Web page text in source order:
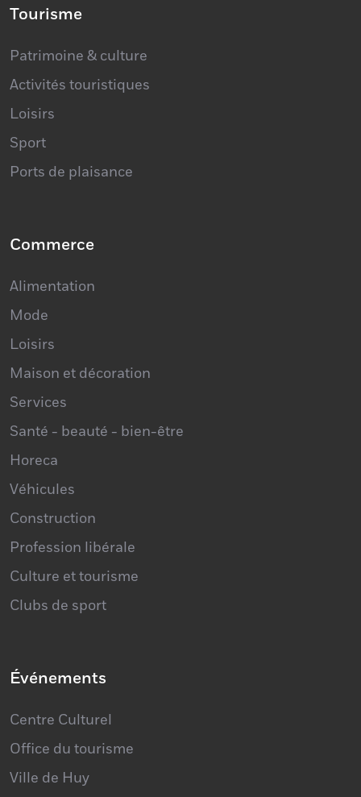
Tourisme
Patrimoine & culture
Activités touristiques
Loisirs
Sport
Ports de plaisance
Commerce
Alimentation
Mode
Loisirs
Maison et décoration
Services
Santé - beauté - bien-être
Horeca
Véhicules
Construction
Profession libérale
Culture et tourisme
Clubs de sport
Événements
Centre Culturel
Office du tourisme
Ville de Huy